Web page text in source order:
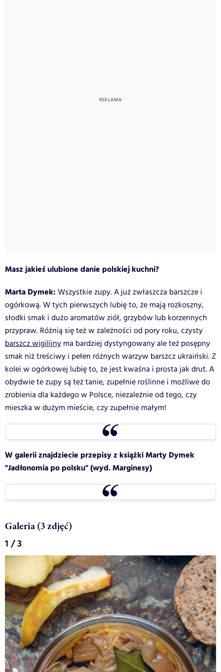
Masz jakieś ulubione danie polskiej kuchni?
Marta Dymek: Wszystkie zupy. A już zwłaszcza barszcze i
ogórkową. W tych pierwszych lubię to, że mają rozkoszny,
słodki smak i dużo aromatów ziół, grzybów lub korzennych
przypraw. Różnią się też w zależności od pory roku, czysty
barszcz wigilijny ma bardziej dystyngowany ale też posępny
smak niż treściwy i pełen różnych warzyw barszcz ukraiński. Z
kolei w ogórkowej lubię to, że jest kwaśna i prosta jak drut. A
obydwie te zupy są też tanie, zupełnie roślinne i możliwe do
zrobienia dla każdego w Polsce, niezależnie od tego, czy
mieszka w dużym mieście, czy zupełnie małym!
W galerii znajdziecie przepisy z książki Marty Dymek
"Jadłonomia po polsku" (wyd. Marginesy)
Galeria (3 zdjęć)
1 / 3